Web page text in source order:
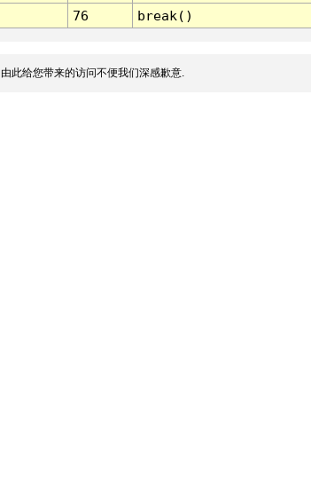
76 break()
此给您带来的访问不便我们深感歉意.